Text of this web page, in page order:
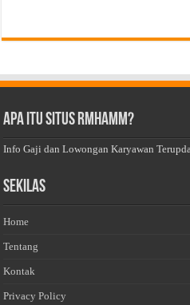
Apa Itu Situs Rmhamm?
Info Gaji dan Lowongan Karyawan
Sekilas
Home
Tentang
Kontak
Privacy Policy